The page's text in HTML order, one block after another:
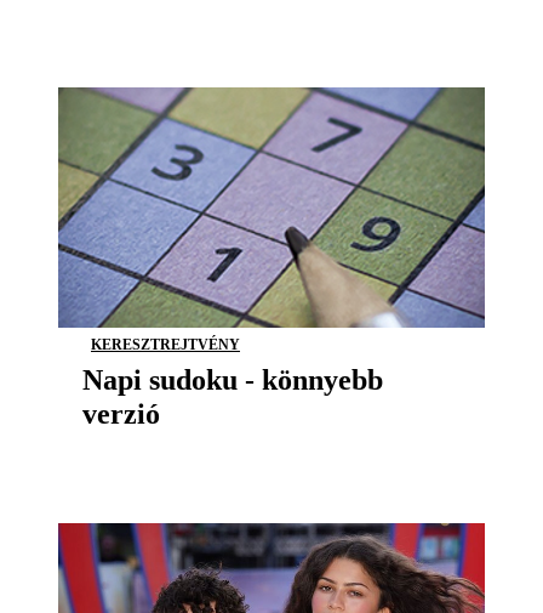
KERESZTREJTVÉNY
Napi sudoku - könnyebb
verzió